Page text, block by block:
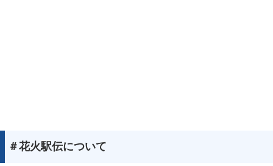
＃花火駅伝について